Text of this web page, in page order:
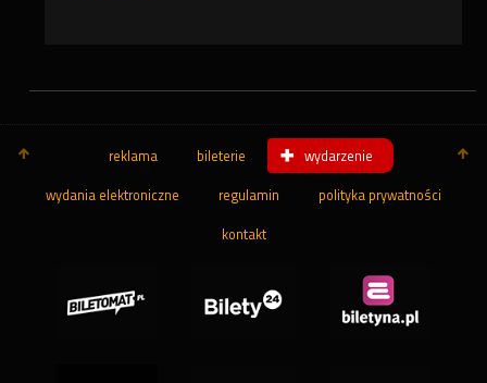
reklama bileterie wydarzenie
wydania elektroniczne regulamin polityka prywatności
kontakt